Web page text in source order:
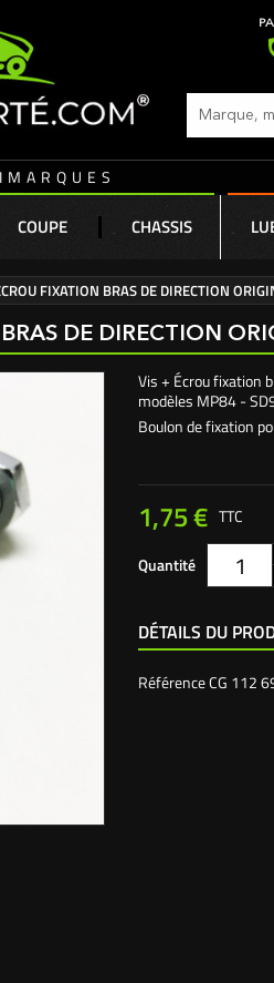
COUPE CHASSIS
FIXATION BRAS DE DIRECTION
DE DIRECTION
Vis + Écrou fixation
modèles MP84 -
Boulon de fixation
1,75 € TTC
Quantité
DÉTAILS DU
RéférenceCG 112